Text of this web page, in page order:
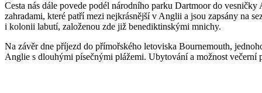
Cesta nás dále povede podél národního parku Dartmoor do
zahradami, které patří mezi nejkrásnější v Anglii a jsou zapsány na
i kolonii labutí, založenou zde již benediktinskými mnichy.
Na závěr dne příjezd do přímořského letoviska Bournemouth,
Anglie s dlouhými písečnými plážemi. Ubytování a možnost večerní